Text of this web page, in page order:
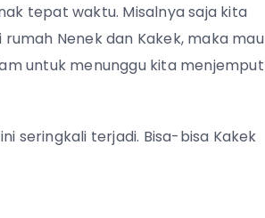
tepat waktu. Misalnya saja kita
Nenek dan Kakek, maka mau
untuk menunggu kita menjemput
seringkali terjadi. Bisa-bisa Kakek